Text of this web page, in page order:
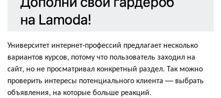
Университет интернет-профессий предлагает несколько
вариантов курсов, потому что пользователь заходил на
сайт, но не просматривал конкретный раздел. Так можно
проверить интересы потенциального клиента — выбрать
объявления, на которые больше реакций.